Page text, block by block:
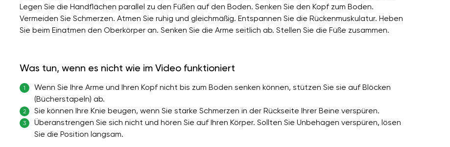
Legen Sie die Handflächen parallel zu den Füßen auf den Boden. Senken Sie den Kopf zum Boden.
Vermeiden Sie Schmerzen. Atmen Sie ruhig und gleichmäßig. Entspannen Sie die Rückenmuskulatur. Heben
Sie beim Einatmen den Oberkörper an. Senken Sie die Arme seitlich ab. Stellen Sie die Füße zusammen.
Was tun, wenn es nicht wie im Video funktioniert
1
Wenn Sie Ihre Arme und Ihren Kopf nicht bis zum Boden senken können, stützen Sie sie auf Blöcken
(Bücherstapeln) ab.
2 Sie können Ihre Knie beugen, wenn Sie starke Schmerzen in der Rückseite Ihrer Beine verspüren.
3
Überanstrengen Sie sich nicht und hören Sie auf Ihren Körper. Sollten Sie Unbehagen verspüren, lösen
Sie die Position langsam.